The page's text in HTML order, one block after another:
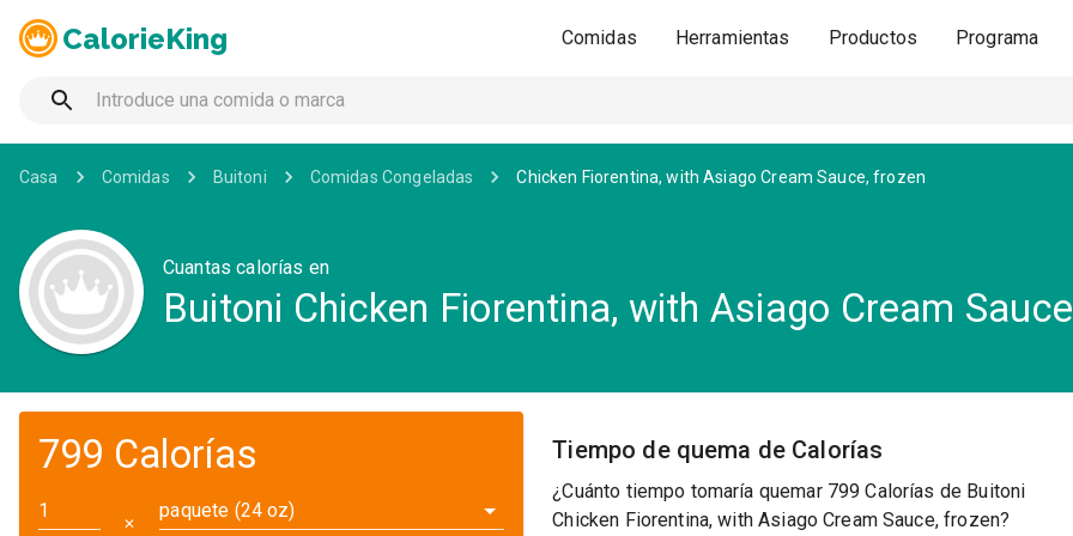
CalorieKing Comidas Herramientas Productos Programa
Casa Comidas Buitoni Comidas Congeladas Chicken Fiorentina, with Asiago Cream Sauce, frozen
Cuantas calorías en
Buitoni Chicken Fiorentina, with Asiago Cream
799 Calorías
✕
paquete (24 oz)
Tiempo de quema de Calorías
¿Cuánto tiempo tomaría quemar 799 Calorías de Buitoni
Chicken Fiorentina, with Asiago Cream Sauce, frozen?